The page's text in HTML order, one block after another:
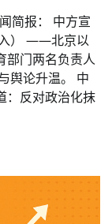
简报： 中方宣
入） ——北京以
部门两名负责人
舆论升温。 中
：反对政治化抹